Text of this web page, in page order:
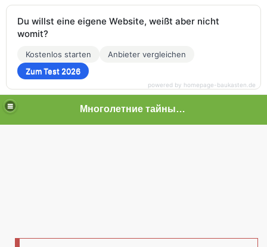
Многолетние тайные пытки граждан
Du willst eine eigene Website, weißt aber nicht
womit?
Kostenlos starten
Anbieter vergleichen
Zum Test 2026
powered by homepage-baukasten.de